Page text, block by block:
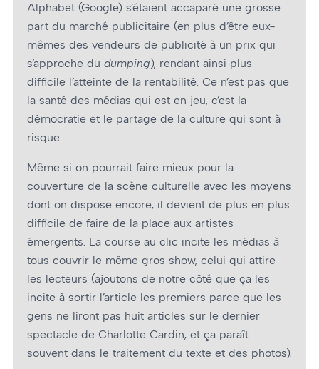
Alphabet (Google) s’étaient accaparé une grosse
part du marché publicitaire (en plus d’être eux-
mêmes des vendeurs de publicité à un prix qui
s’approche du dumping), rendant ainsi plus
difficile l’atteinte de la rentabilité. Ce n’est pas que
la santé des médias qui est en jeu, c’est la
démocratie et le partage de la culture qui sont à
risque.
Même si on pourrait faire mieux pour la
couverture de la scène culturelle avec les moyens
dont on dispose encore, il devient de plus en plus
difficile de faire de la place aux artistes
émergents. La course au clic incite les médias à
tous couvrir le même gros show, celui qui attire
les lecteurs (ajoutons de notre côté que ça les
incite à sortir l’article les premiers parce que les
gens ne liront pas huit articles sur le dernier
spectacle de Charlotte Cardin, et ça paraît
souvent dans le traitement du texte et des photos).